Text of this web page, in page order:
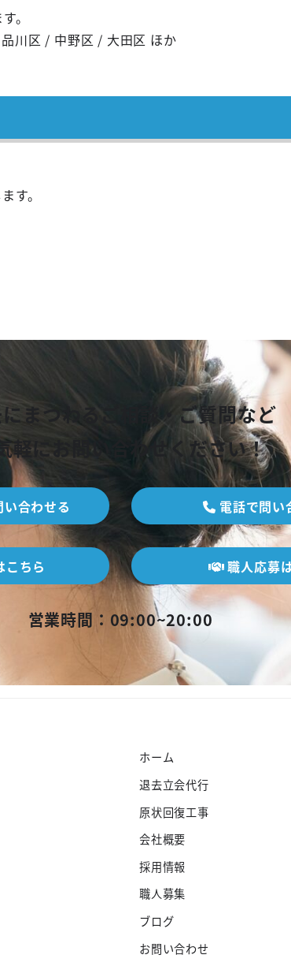
。
川区 / 中野区 / 大田区 ほか
す。
にまつわるご相談・ご質問など
軽にお問い合わせください！
合わせる 電話で問い
こちら 職人応募
営業時間：09:00~20:00
ホーム
退去立会代行
原状回復工事
会社概要
採用情報
職人募集
ブログ
お問い合わせ